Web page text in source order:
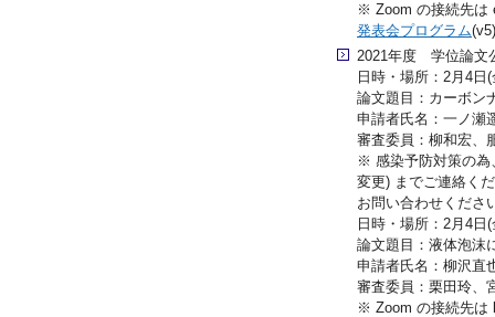
※ Zoom の接続先は
発表会プログラム
2021年度 学位論文
日時・場所：2月4
論文題目：カーボン
申請者氏名：一ノ瀬
審査委員：柳和宏、
※ 感染予防対策の為
変更) までご連絡く
お問い合わせくださ
日時・場所：2月4日
論文題目：液体泡沫
申請者氏名：柳沢直
審査委員：栗田玲、
※ Zoom の接続先は